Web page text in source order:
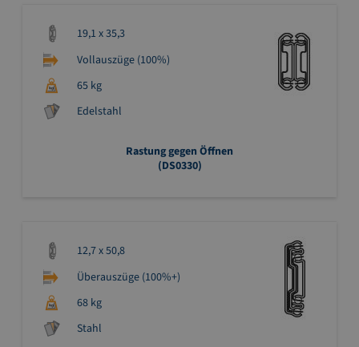
19,1 x 35,3
Vollauszüge (100%)
65 kg
Edelstahl
Rastung gegen Öffnen
(DS0330)
12,7 x 50,8
Überauszüge (100%+)
68 kg
Stahl